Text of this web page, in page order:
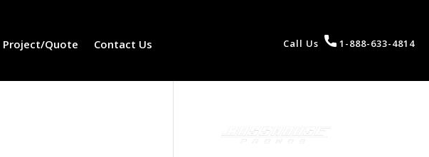
Project/Quote Contact Us Call Us 1-888-633-4814